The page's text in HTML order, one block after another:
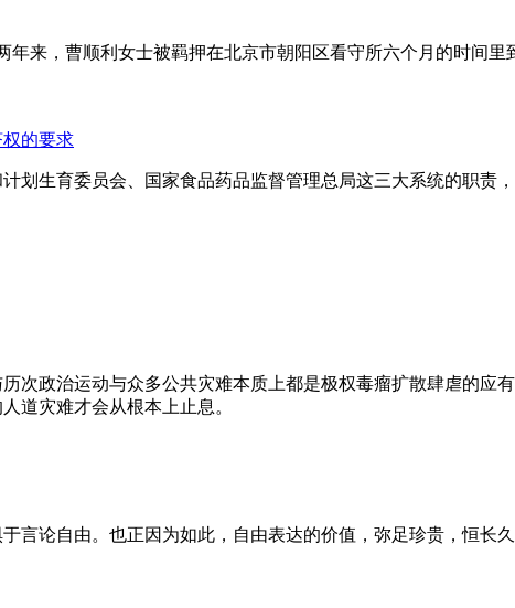
来，曹顺利女士被羁押在北京市朝阳区看守所六个月的时间
的要求
划生育委员会、国家食品药品监督管理总局这三大系统的职责
次政治运动与众多公共灾难本质上都是极权毒瘤扩散肆虐的应
道灾难才会从根本上止息。
言论自由。也正因为如此，自由表达的价值，弥足珍贵，恒长